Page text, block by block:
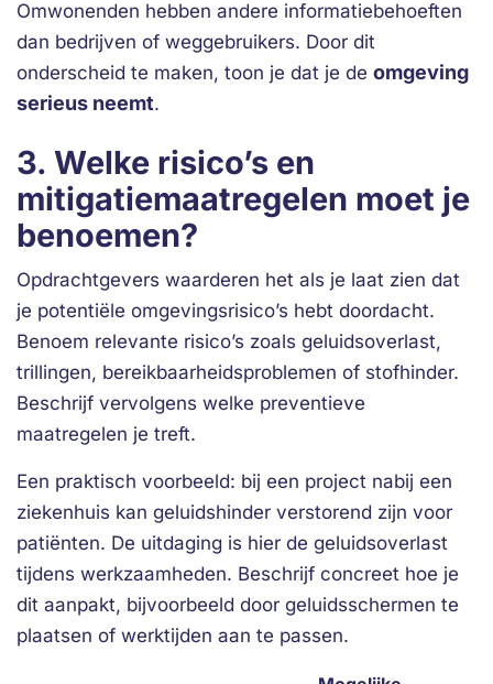
Omwonenden hebben andere informatiebehoeften
dan bedrijven of weggebruikers. Door dit
onderscheid te maken, toon je dat je de omgeving
serieus neemt.
3. Welke risico’s en
mitigatiemaatregelen moet je
benoemen?
Opdrachtgevers waarderen het als je laat zien dat
je potentiële omgevingsrisico’s hebt doordacht.
Benoem relevante risico’s zoals geluidsoverlast,
trillingen, bereikbaarheidsproblemen of stofhinder.
Beschrijf vervolgens welke preventieve
maatregelen je treft.
Een praktisch voorbeeld: bij een project nabij een
ziekenhuis kan geluidshinder verstorend zijn voor
patiënten. De uitdaging is hier de geluidsoverlast
tijdens werkzaamheden. Beschrijf concreet hoe je
dit aanpakt, bijvoorbeeld door geluidsschermen te
plaatsen of werktijden aan te passen.